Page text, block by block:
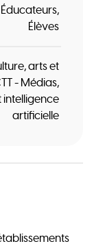
Éducateurs
Élèves
arts et
- Médias,
intelligence
artificielle